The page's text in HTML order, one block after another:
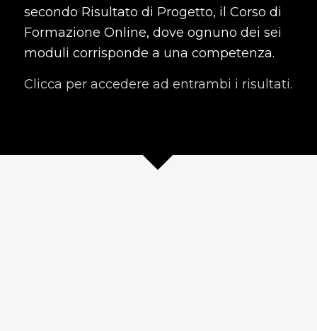
secondo Risultato di Progetto, il Corso di
Formazione Online, dove ognuno dei sei
moduli corrisponde a una competenza.
Clicca per accedere ad entrambi i risultati.